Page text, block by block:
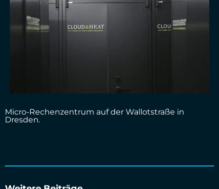
Micro-Rechenzentrum auf der Wallotstraße in
Dresden.